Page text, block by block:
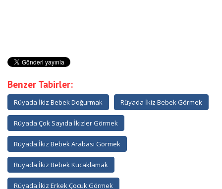
Benzer Tabirler:
Rüyada İkiz Bebek Doğurmak Rüyada İkiz Bebek Görmek
Rüyada Çok Sayıda İkizler Görmek
Rüyada İkiz Bebek Arabası Görmek
Rüyada İkiz Bebek Kucaklamak
Rüyada İkiz Erkek Çocuk Görmek